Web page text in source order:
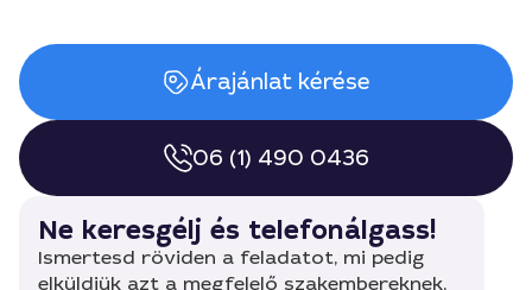
Árajánlat kérése
06 (1) 490 0436
Ne keresgélj és telefonálgass!
Ismertesd röviden a feladatot, mi pedig
elküldjük azt a megfelelő szakembereknek,